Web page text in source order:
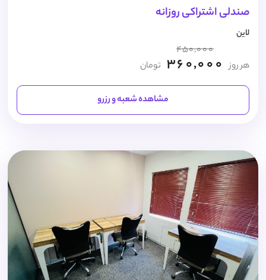
صندلی اشتراکی روزانه
لاین
هر روز
450,000
360,000 تومان
مشاهده شعبه و رزرو